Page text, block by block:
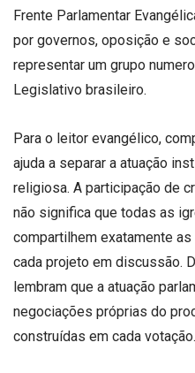
Frente Parlamentar
por governos, oposição e
representar um grupo
Legislativo brasileiro.
Para o leitor evangélico,
ajuda a separar a atuação
religiosa. A participação de
não significa que todas as
compartilhem exatamente
cada projeto em discussão.
lembram que a atuação
negociações próprias do
construídas em cada votação.